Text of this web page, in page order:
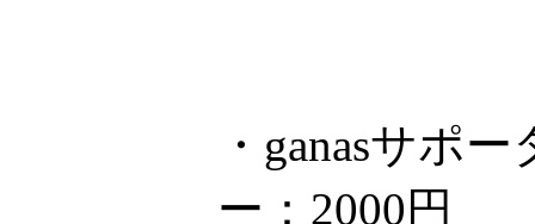
・ganasサポ
ー：2000円